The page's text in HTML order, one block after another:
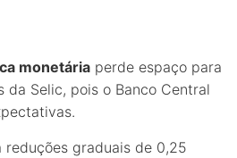
monetária perde espaço para
da Selic, pois o Banco Central
graduais de 0,25